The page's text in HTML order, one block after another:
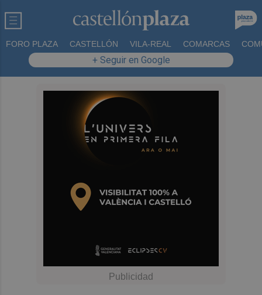
FORO PLAZA CASTELLÓN VILA-REAL COMARCAS
+ Seguir en Google